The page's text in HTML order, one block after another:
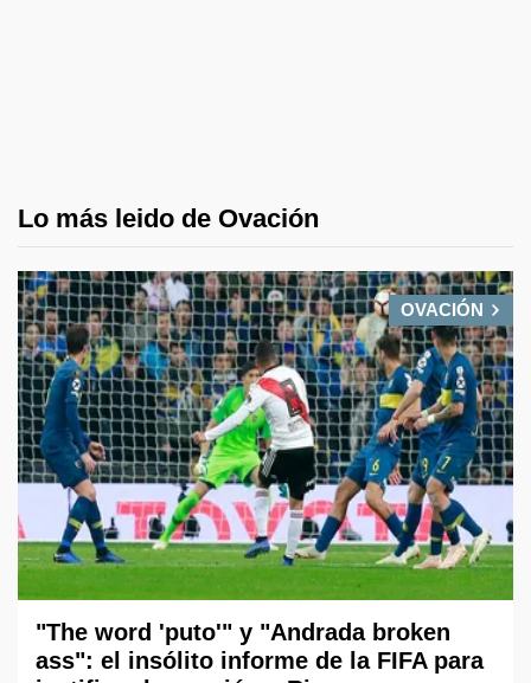
Lo más leido de Ovación
OVACIÓN
"The word 'puto'" y "Andrada broken
ass": el insólito informe de la FIFA para